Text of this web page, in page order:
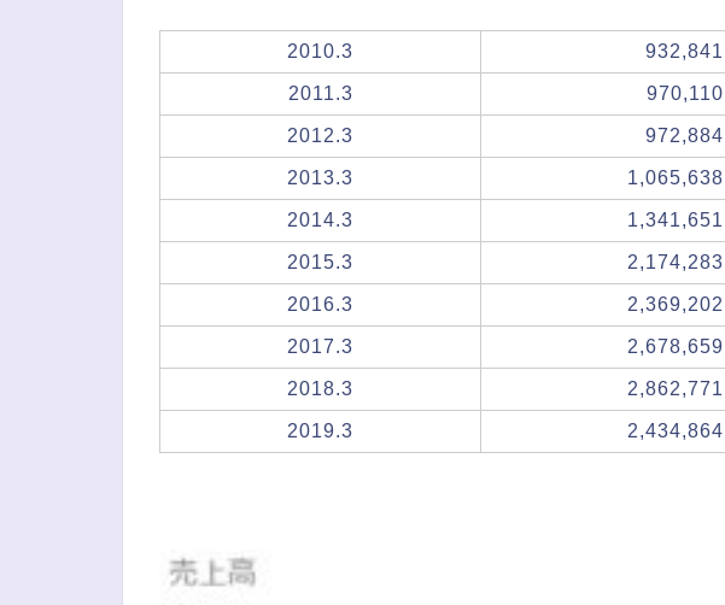
2010.3 932,841
2011.3 970,110
2012.3 972,884
2013.3 1,065,638
2014.3 1,341,651
2015.3 2,174,283
2016.3 2,369,202
2017.3 2,678,659
2018.3 2,862,771
2019.3 2,434,864